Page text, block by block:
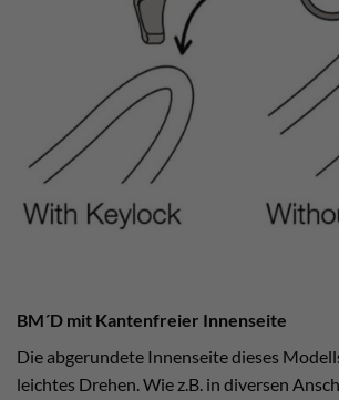
BM´D mit Kantenfreier Innenseite
Die abgerundete Innenseite dieses
leichtes Drehen. Wie z.B. in diversen